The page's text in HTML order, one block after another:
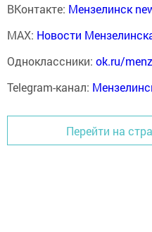
ВКонтакте: Мензелинск
MAX: Новости
Одноклассники: ok.ru/
Telegram-канал:
Перейти на